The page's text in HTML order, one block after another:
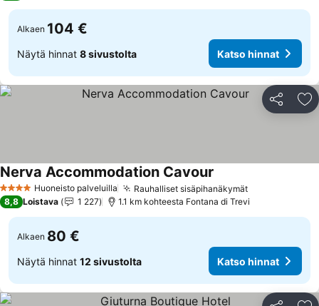
Alkaen 104 €
Näytä hinnat 8 sivustolta Katso hinnat
Jaa
4 TähtiluokitusHuoneisto palveluilla Rauhalliset sisäpihanäkymätKatso hinnat
Nerva Accommodation Cavour
8,8 Loistava 1 227 1.1 km kohteesta Fontana di Trevi
Alkaen 80 €
Näytä hinnat 12 sivustolta Katso hinnat